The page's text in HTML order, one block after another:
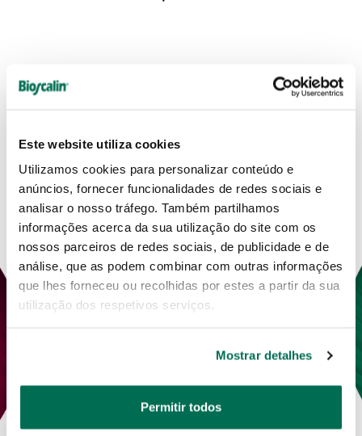
Este website utiliza cookies
Utilizamos cookies para personalizar conteúdo e
anúncios, fornecer funcionalidades de redes sociais e
analisar o nosso tráfego. Também partilhamos
informações acerca da sua utilização do site com os
nossos parceiros de redes sociais, de publicidade e de
análise, que as podem combinar com outras informações
que lhes forneceu ou recolhidas por estes a partir da sua
utilização dos respetivos serviços.
Mostrar detalhes
Permitir todos
DESTAQUE
patenteadas.